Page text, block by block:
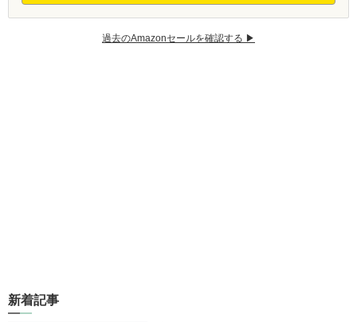
過去のAmazonセールを確認する ▶︎
新着記事